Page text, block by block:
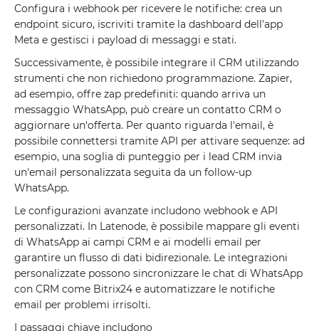
Configura i webhook per ricevere le notifiche: crea un
endpoint sicuro, iscriviti tramite la dashboard dell'app
Meta e gestisci i payload di messaggi e stati.
Successivamente, è possibile integrare il CRM utilizzando
strumenti che non richiedono programmazione. Zapier,
ad esempio, offre zap predefiniti: quando arriva un
messaggio WhatsApp, può creare un contatto CRM o
aggiornare un'offerta. Per quanto riguarda l'email, è
possibile connettersi tramite API per attivare sequenze: ad
esempio, una soglia di punteggio per i lead CRM invia
un'email personalizzata seguita da un follow-up
WhatsApp.
Le configurazioni avanzate includono webhook e API
personalizzati. In Latenode, è possibile mappare gli eventi
di WhatsApp ai campi CRM e ai modelli email per
garantire un flusso di dati bidirezionale. Le integrazioni
personalizzate possono sincronizzare le chat di WhatsApp
con CRM come Bitrix24 e automatizzare le notifiche
email per problemi irrisolti.
I passaggi chiave includono